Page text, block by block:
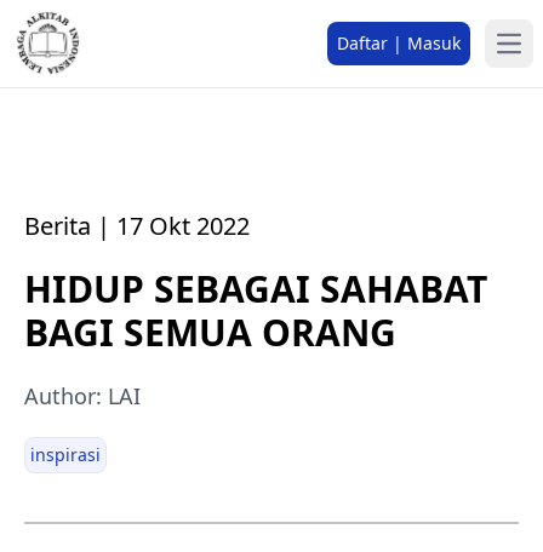
Daftar | Masuk
Berita | 17 Okt 2022
HIDUP SEBAGAI SAHABAT
BAGI SEMUA ORANG
Author: LAI
inspirasi